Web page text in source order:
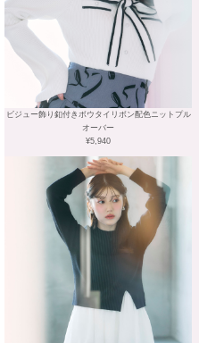
ビジュー飾り釦付きボウタイリボン配色ニットプル
オーバー
¥5,940